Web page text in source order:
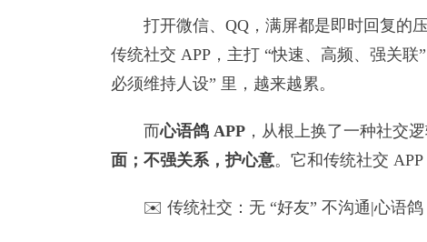
打开微信、QQ，满屏都是即时回复的
传统社交 APP，主打 “快速、高频、强关联
必须维持人设” 里，越来越累。
而心语鸽 APP ，从根上换了一种社交逻
面；不强关系，护心意。它和传统社交 APP
✉️ 传统社交：无 “好友” 不沟通|心语鸽